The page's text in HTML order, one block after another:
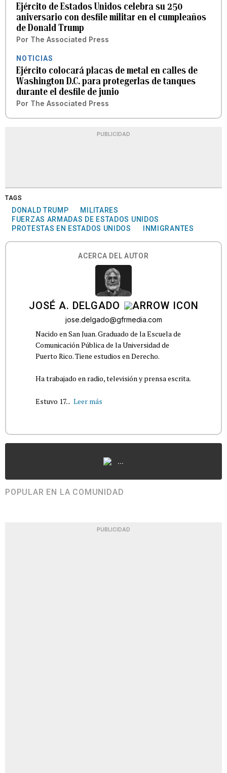
Ejército de Estados Unidos celebra su 250
aniversario con desfile militar en el cumpleaños
de Donald Trump
Por The Associated Press
NOTICIAS
Ejército colocará placas de metal en calles de
Washington D.C. para protegerlas de tanques
durante el desfile de junio
Por The Associated Press
PUBLICIDAD
TAGS
DONALD TRUMP
MILITARES
FUERZAS ARMADAS DE ESTADOS UNIDOS
PROTESTAS EN ESTADOS UNIDOS
INMIGRANTES
ACERCA DEL AUTOR
JOSÉ A. DELGADO
jose.delgado@gfrmedia.com
Nacido en San Juan. Graduado de la Escuela de
Comunicación Pública de la Universidad de
Puerto Rico. Tiene estudios en Derecho.
Ha trabajado en radio, televisión y prensa escrita.
Estuvo 17... Leer más
...
POPULAR EN LA COMUNIDAD
PUBLICIDAD